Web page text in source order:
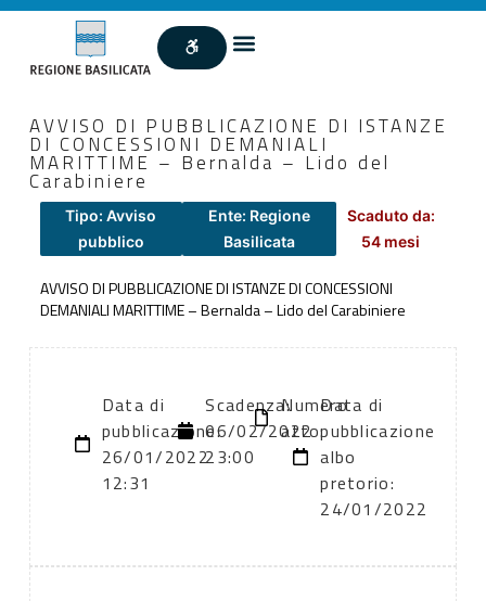
AVVISO DI PUBBLICAZIONE DI ISTANZE
DI CONCESSIONI DEMANIALI
MARITTIME – Bernalda – Lido del
Carabiniere
Tipo: Avviso
pubblico
Ente: Regione
Basilicata
Scaduto da:
54 mesi
AVVISO DI PUBBLICAZIONE DI ISTANZE DI CONCESSIONI
DEMANIALI MARITTIME – Bernalda – Lido del Carabiniere
Data di
pubblicazione:
26/01/2022
12:31
Scadenza:
06/02/2022
23:00
Numero
atto:
Data di
pubblicazione
albo
pretorio:
24/01/2022